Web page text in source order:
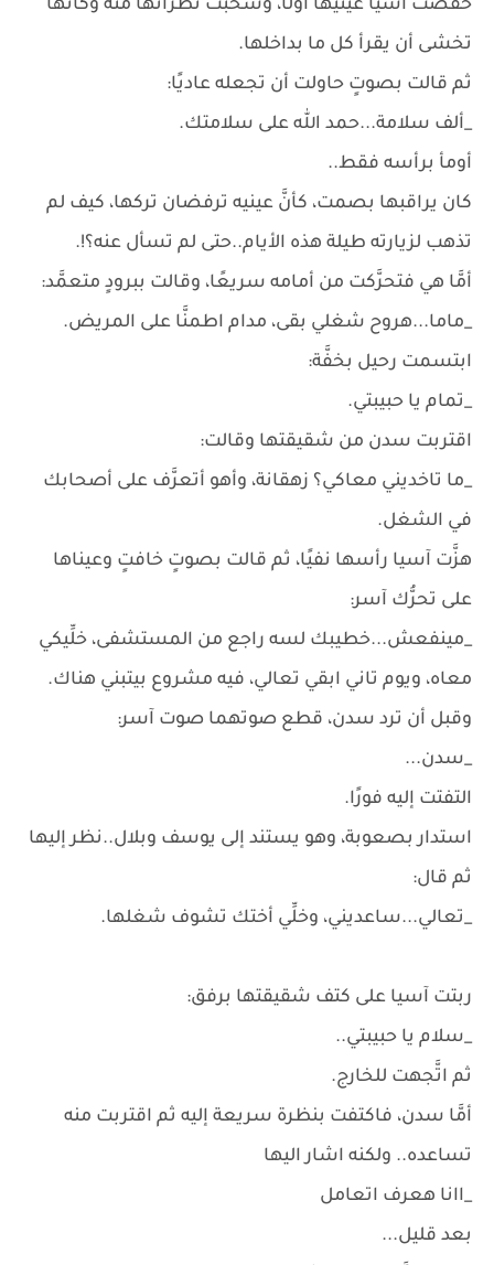
خفضت آسيا عينيها أوَّلًا، وسحبت نظراتها منه وكأنَّها
تخشى أن يقرأ كل ما بداخلها.
ثم قالت بصوتٍ حاولت أن تجعله عاديًا:
_ألف سلامة...حمد الله على سلامتك.
أومأ برأسه فقط..
كان يراقبها بصمت، كأنَّ عينيه ترفضان تركها، كيف لم
تذهب لزيارته طيلة هذه الأيام..حتى لم تسأل عنه؟!.
أمَّا هي فتحرَّكت من أمامه سريعًا، وقالت ببرودٍ متعمَّد:
_ماما...هروح شغلي بقى، مدام اطمنَّا على المريض.
ابتسمت رحيل بخفَّة:
_تمام يا حبيبتي.
اقتربت سدن من شقيقتها وقالت:
_ما تاخديني معاكي؟ زهقانة، وأهو أتعرَّف على أصحابك
في الشغل.
هزَّت آسيا رأسها نفيًا، ثم قالت بصوتٍ خافتٍ وعيناها
على تحرُّك آسر:
_مينفعش...خطيبك لسه راجع من المستشفى، خلِّيكي
معاه، ويوم تاني ابقي تعالي، فيه مشروع بيتبني هناك.
وقبل أن ترد سدن، قطع صوتهما صوت آسر:
_سدن...
التفتت إليه فورًا.
استدار بصعوبة، وهو يستند إلى يوسف وبلال..نظر إليها
ثم قال:
_تعالي...ساعديني، وخلِّي أختك تشوف شغلها.
ربتت آسيا على كتف شقيقتها برفق:
_سلام يا حبيبتي..
ثم اتَّجهت للخارج.
أمَّا سدن، فاكتفت بنظرة سريعة إليه ثم اقتربت منه
تساعده.. ولكنه اشار اليها
_اانا هعرف اتعامل
بعد قليل...